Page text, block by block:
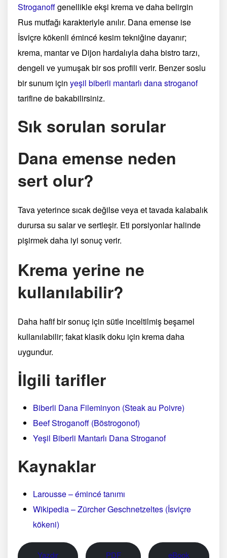
Stroganoffgenellikle ekşi krema ve daha belirgin
Rus mutfağı karakteriyle anılır. Dana emense ise
İsviçre kökenli émincé kesim tekniğine dayanır;
krema, mantar ve Dijon hardalıyla daha bistro tarzı,
dengeli ve yumuşak bir sos profili verir. Benzer soslu
bir sunum için yeşil biberli mantarlı dana stroganof
tarifine de bakabilirsiniz.
Sık sorulan sorular
Dana emense neden
sert olur?
Tava yeterince sıcak değilse veya et tavada kalabalık
durursa su salar ve sertleşir. Eti porsiyonlar halinde
pişirmek daha iyi sonuç verir.
Krema yerine ne
kullanılabilir?
Daha hafif bir sonuç için sütle inceltilmiş beşamel
kullanılabilir; fakat klasik doku için krema daha
uygundur.
İlgili tarifler
Biberli Dana Fileminyon (Steak au Poivre)
Beef Stroganoff (Böstrogonof)
Yeşil Biberli Mantarlı Dana Stroganof
Kaynaklar
Larousse – émincé tanımı
Wikipedia – Zürcher Geschnetzeltes (İsviçre
kökeni)
Yazdır PDF eBook